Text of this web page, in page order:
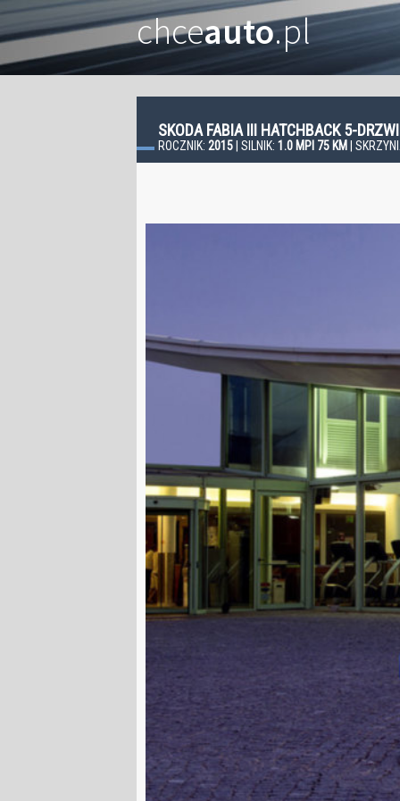
chceauto.pl
SKODA FABIA III HATCHBACK 5-
ROCZNIK: 2015 | SILNIK: 1.0 MPI 75 KM |